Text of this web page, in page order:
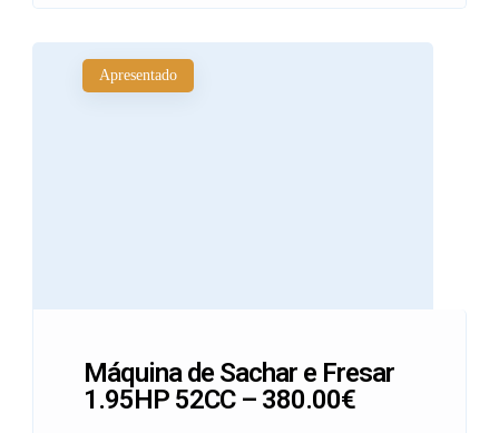
Apresentado
Máquina de Sachar e Fresar
1.95HP 52CC – 380.00€